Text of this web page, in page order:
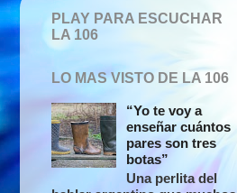
PLAY PARA ESCUCHAR
LA 106
LO MAS VISTO DE LA 106
“Yo te voy a
enseñar cuántos
pares son tres
botas”
Una perlita del